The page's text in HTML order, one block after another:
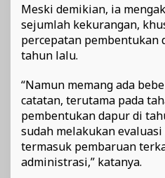
Meski demikian, ia
sejumlah kekurangan,
percepatan pembentukan
tahun lalu.
“Namun memang ada
catatan, terutama pada
pembentukan dapur di
sudah melakukan
termasuk pembaruan
administrasi,” katanya.